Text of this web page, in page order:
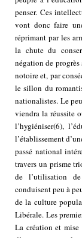
penser. Ces
vont donc faire
réprimant par les
la chute du
négation de
notoire et, par
le sillon du
nationalistes. Le
viendra la réussite
l’hygiéniser(6),
l’établissement
passé national
travers un prisme
de l’utilisation
conduisent peu à
de la culture
Libérale. Les
La création et mise